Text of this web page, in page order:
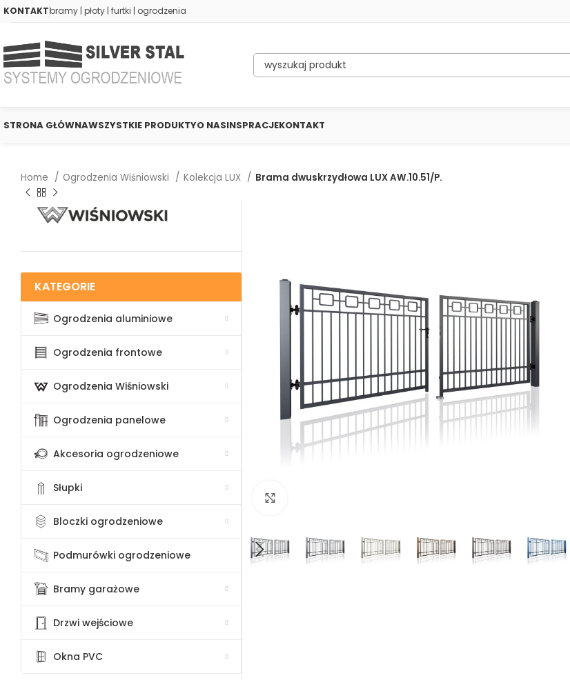
KONTAKTbramy | płoty | furtki | ogrodzenia
STRONA GŁÓWNAWSZYSTKIE PRODUKTYO NASINSPRACJEKONTAKT
Home Ogrodzenia Wiśniowski Kolekcja LUX Brama dwuskrzydłowa LUX AW.10.51/P.
KATEGORIE
Ogrodzenia aluminiowe
Ogrodzenia frontowe
Ogrodzenia Wiśniowski
Ogrodzenia panelowe
Akcesoria ogrodzeniowe
Słupki
Bloczki ogrodzeniowe
Podmurówki ogrodzeniowe
Bramy garażowe
Drzwi wejściowe
Okna PVC